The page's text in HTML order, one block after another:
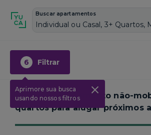
Buscar apartamentos
6 Filtrar
Aprimore sua busca
usando nossos filtros
Nenhum apartamento não-
quartos para alugar próximos a